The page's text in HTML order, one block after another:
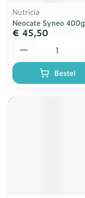
Nutricia
Neocate Syneo 400g
€ 45,50
Bestel